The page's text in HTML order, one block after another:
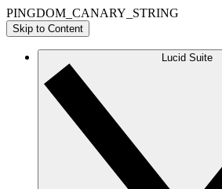
PINGDOM_CANARY_STRING
Skip to Content
Lucid Suite